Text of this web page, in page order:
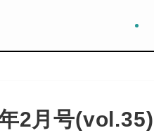
2月号(vol.35)